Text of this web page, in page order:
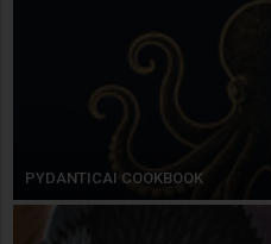
PYDANTICAI COOKBOOK